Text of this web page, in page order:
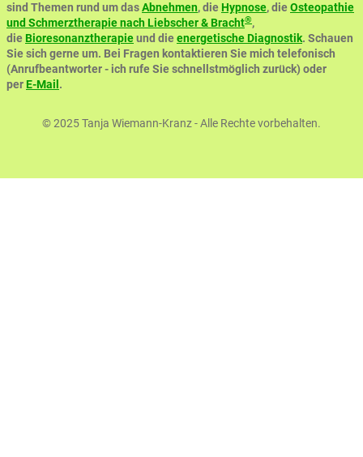
sind Themen rund um dasAbnehmen, dieHypnose, dieOsteopathie
und Schmerztherapie nach Liebscher & Bracht®,
dieBioresonanztherapieund dieenergetische Diagnostik. Schauen
Sie sich gerne um. Bei Fragen kontaktieren Sie mich telefonisch
(Anrufbeantworter - ich rufe Sie schnellstmöglich zurück) oder
perE-Mail .
© 2025 Tanja Wiemann-Kranz - Alle Rechte vorbehalten.